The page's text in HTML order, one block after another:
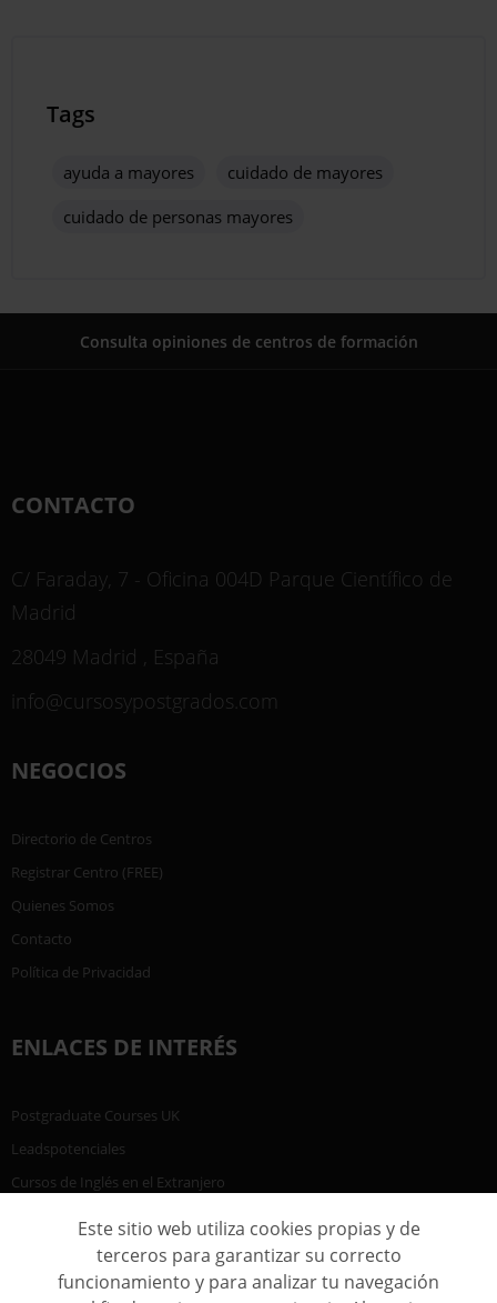
Tags
ayuda a mayores
cuidado de mayores
cuidado de personas mayores
Consulta opiniones de centros de formación
CONTACTO
C/ Faraday, 7 - Oficina 004D Parque Científico de
Madrid
28049 Madrid , España
info@cursosypostgrados.com
NEGOCIOS
Directorio de Centros
Registrar Centro (FREE)
Quienes Somos
Contacto
Política de Privacidad
ENLACES DE INTERÉS
Postgraduate Courses UK
Leadspotenciales
Cursos de Inglés en el Extranjero
Este sitio web utiliza cookies propias y de
terceros para garantizar su correcto
funcionamiento y para analizar tu navegación